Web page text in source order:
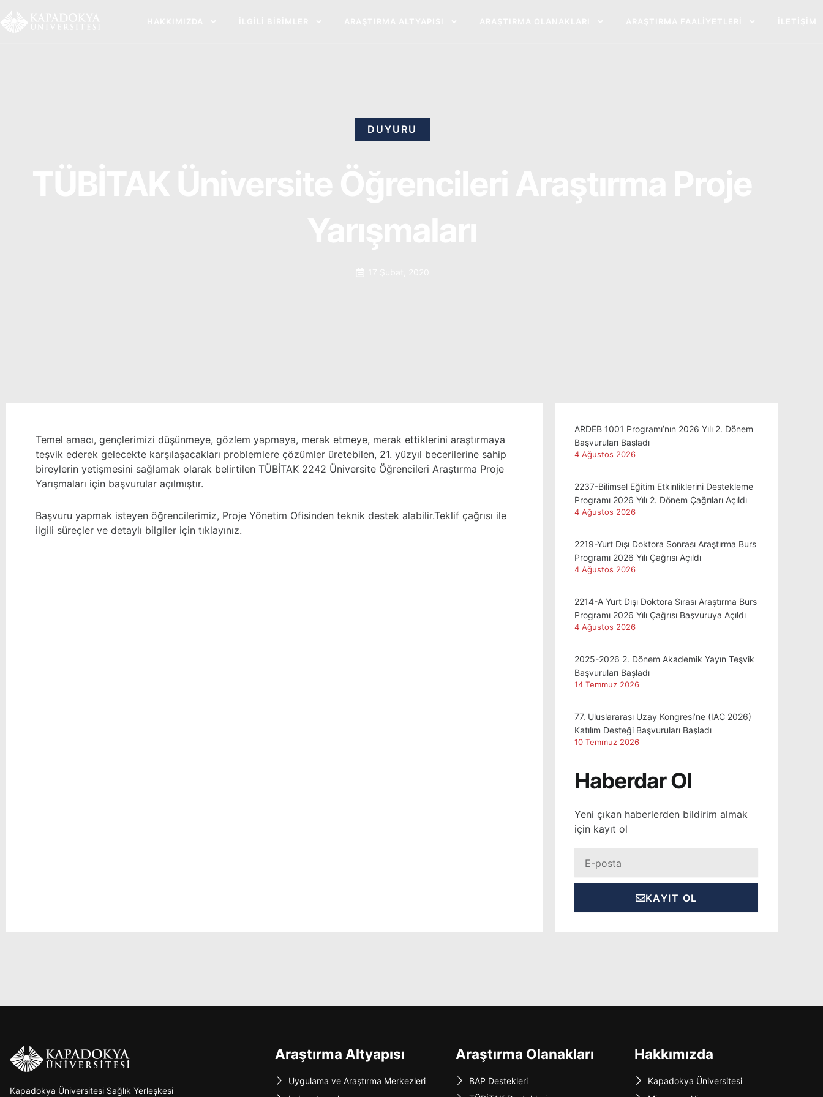
DUYURU
Temel amacı, gençlerimizi düşünmeye, gözlem yapmaya, merak etmeye, merak ettiklerini araştırmaya
teşvik ederek gelecekte karşılaşacakları problemlere çözümler üretebilen, 21. yüzyıl becerilerine sahip
bireylerin yetişmesini sağlamak olarak belirtilen TÜBİTAK 2242 Üniversite Öğrencileri Araştırma Proje
Yarışmaları için başvurular açılmıştır.
Başvuru yapmak isteyen öğrencilerimiz, Proje Yönetim Ofisinden teknik destek alabilir.Teklif çağrısı ile
ilgili süreçler ve detaylı bilgiler için tıklayınız.
ARDEB 1001 Programı’nın 2026 Yılı 2. Dönem
Başvuruları Başladı
4 Ağustos 2026
2237-Bilimsel Eğitim Etkinliklerini Destekleme
Programı 2026 Yılı 2. Dönem Çağrıları Açıldı
4 Ağustos 2026
2219-Yurt Dışı Doktora Sonrası Araştırma Burs
Programı 2026 Yılı Çağrısı Açıldı
4 Ağustos 2026
2214-A Yurt Dışı Doktora Sırası Araştırma Burs
Programı 2026 Yılı Çağrısı Başvuruya Açıldı
4 Ağustos 2026
2025-2026 2. Dönem Akademik Yayın Teşvik
Başvuruları Başladı
14 Temmuz 2026
77. Uluslararası Uzay Kongresi’ne (IAC 2026)
Katılım Desteği Başvuruları Başladı
10 Temmuz 2026
Haberdar Ol
Yeni çıkan haberlerden bildirim almak
için kayıt ol
KAYIT OL
Kapadokya Üniversitesi Sağlık Yerleşkesi
Araştırma Altyapısı
Uygulama ve Araştırma Merkezleri
Araştırma Olanakları
BAP Destekleri
Hakkımızda
Kapadokya Üniversitesi